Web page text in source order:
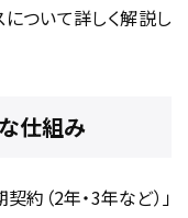
ついて詳しく解説し
仕組み
約（2年・3年など）」